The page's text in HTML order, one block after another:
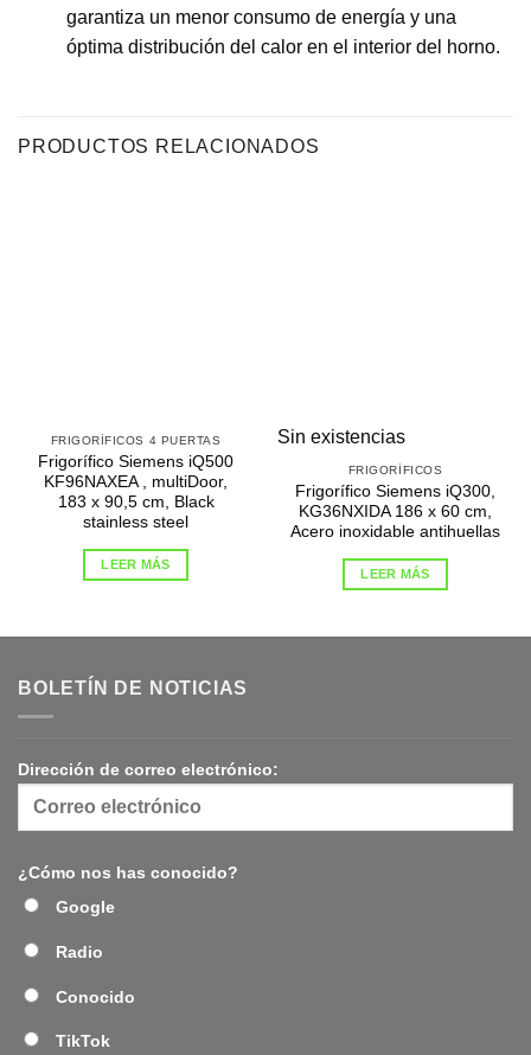
garantiza un menor consumo de energía y una
óptima distribución del calor en el interior del horno.
PRODUCTOS RELACIONADOS
FRIGORÍFICOS 4 PUERTAS
Frigorífico Siemens iQ500
KF96NAXEA , multiDoor,
183 x 90,5 cm, Black
stainless steel
LEER MÁS
Sin existencias
FRIGORÍFICOS
Frigorífico Siemens iQ300,
KG36NXIDA 186 x 60 cm,
Acero inoxidable antihuellas
LEER MÁS
BOLETÍN DE NOTICIAS
Dirección de correo electrónico:
¿Cómo nos has conocido?
Google
Radio
Conocido
TikTok